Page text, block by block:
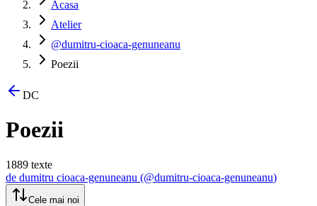
Acasa
Atelier
@dumitru-cioaca-genuneanu
Poezii
DC
Poezii
1889 texte
de dumitru cioaca-genuneanu (@dumitru-cioaca-genuneanu)
Cele mai noi